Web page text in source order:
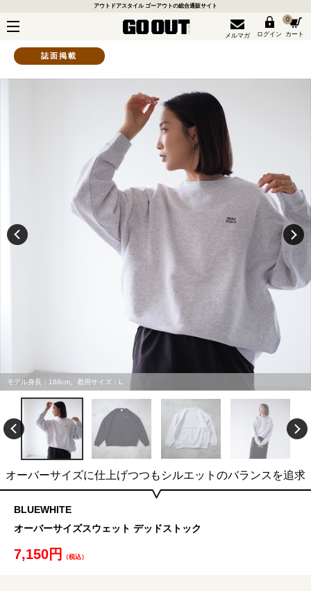
アウトドアスタイル ゴーアウトの総合通販サイト
メルマガ ログイン
0
カート
誌面掲載
モデル身長：168cm。着用サイズ：L
オーバーサイズに仕上げつつもシルエットのバランスを追求
BLUEWHITE
オーバーサイズスウェット デッドストック
7,150円 （税込）